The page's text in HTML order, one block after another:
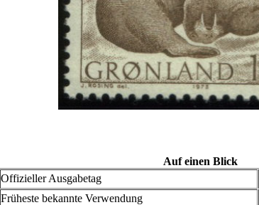
Auf einen Blick
Offizieller Ausgabetag
Früheste bekannte Verwendung